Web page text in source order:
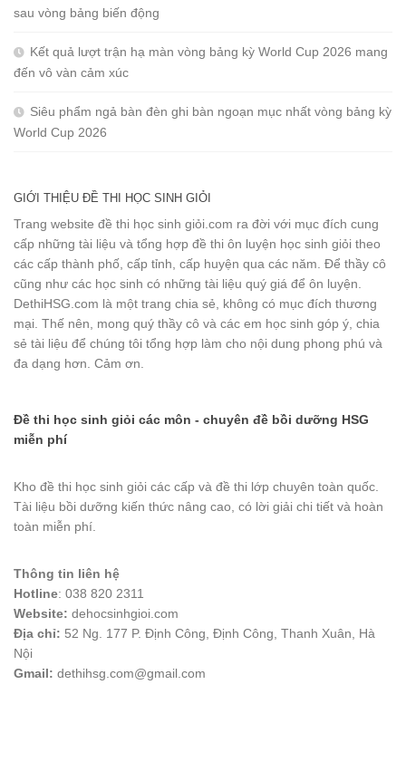
sau vòng bảng biến động
Kết quả lượt trận hạ màn vòng bảng kỳ World Cup 2026 mang
đến vô vàn cảm xúc
Siêu phẩm ngả bàn đèn ghi bàn ngoạn mục nhất vòng bảng kỳ
World Cup 2026
GIỚI THIỆU ĐỀ THI HỌC SINH GIỎI
Trang website đề thi học sinh giỏi.com ra đời với mục đích cung
cấp những tài liệu và tổng hợp đề thi ôn luyện học sinh giỏi theo
các cấp thành phố, cấp tỉnh, cấp huyện qua các năm. Để thầy cô
cũng như các học sinh có những tài liệu quý giá để ôn luyện.
DethiHSG.com là một trang chia sẻ, không có mục đích thương
mại. Thế nên, mong quý thầy cô và các em học sinh góp ý, chia
sẻ tài liệu để chúng tôi tổng hợp làm cho nội dung phong phú và
đa dạng hơn. Cảm ơn.
Đề thi học sinh giỏi các môn - chuyên đề bồi dưỡng HSG
miễn phí
Kho đề thi học sinh giỏi các cấp và đề thi lớp chuyên toàn quốc.
Tài liệu bồi dưỡng kiến thức nâng cao, có lời giải chi tiết và hoàn
toàn miễn phí.
Thông tin liên hệ
Hotline: 038 820 2311
Website: dehocsinhgioi.com
Địa chỉ: 52 Ng. 177 P. Định Công, Định Công, Thanh Xuân, Hà
Nội
Gmail: dethihsg.com@gmail.com